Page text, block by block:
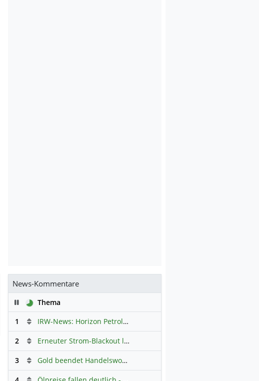
News-Kommentare
PauseThema
1
IRW-News: Horizon Petroleum Ltd. : Horizon Petroleum beginnt mit der Testförderung im Projekt Lachowice in Polen und schließt die Platzierung einer überzeichneten Wandelanleihe ab
2 Erneuter Strom-Blackout legt ganz Kuba lahm
3 Gold beendet Handelswoche mit Knall: Barrick Mining – Ist diese Aktie wieder ein Kauf?